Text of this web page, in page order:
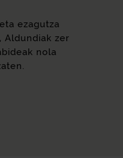
ezagutza
Aldundiak zer
nola